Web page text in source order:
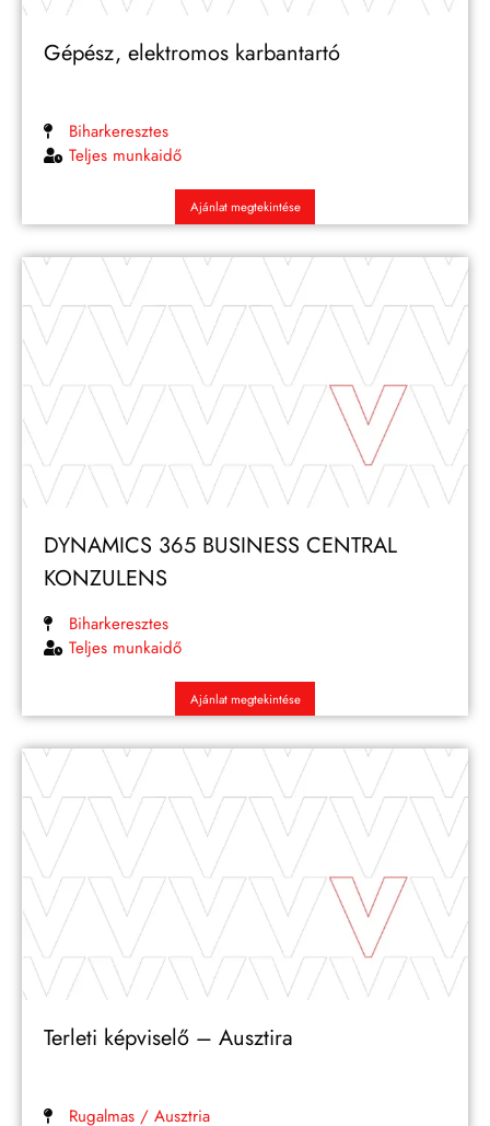
Gépész, elektromos karbantartó
Biharkeresztes
Teljes munkaidő
Ajánlat megtekintése
DYNAMICS 365 BUSINESS CENTRAL
KONZULENS
Biharkeresztes
Teljes munkaidő
Ajánlat megtekintése
Terleti képviselő – Ausztira
Rugalmas / Ausztria